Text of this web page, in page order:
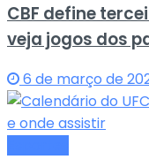
CBF define
veja jogos dos
6 de março de